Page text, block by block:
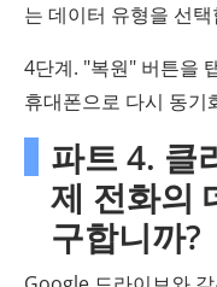
는 데이터 유형을 선
4단계. "복원" 버튼을
휴대폰으로 다시 동기
파트 4. 클
제 전화의
구합니까?